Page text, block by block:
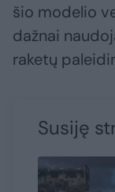
šio modelio
dažnai
raketų
Susiję